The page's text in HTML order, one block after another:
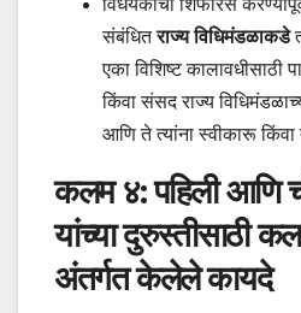
विधेयकाची शिफारस
संबंधितराज्य विधिमंडळाकडे
एका विशिष्ट कालावधीसाठी
किंवा संसद राज्य
आणि ते त्यांना स्वीकारू
कलम ४: पहिली आणि
यांच्या दुरुस्तीसाठी
अंतर्गत केलेले कायदे